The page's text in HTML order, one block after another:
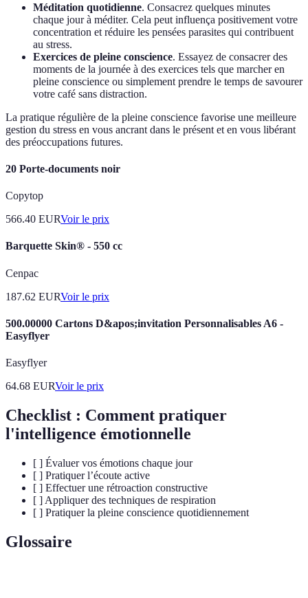
Méditation quotidienne. Consacrez quelques minutes
chaque jour à méditer. Cela peut influença positivement votre
concentration et réduire les pensées parasites qui contribuent
au stress.
Exercices de pleine conscience. Essayez de consacrer des
moments de la journée à des exercices tels que marcher en
pleine conscience ou simplement prendre le temps de savourer
votre café sans distraction.
La pratique régulière de la pleine conscience favorise une meilleure
gestion du stress en vous ancrant dans le présent et en vous libérant
des préoccupations futures.
20 Porte-documents noir
Copytop
566.40 EURVoir le prix
Barquette Skin® - 550 cc
Cenpac
187.62 EURVoir le prix
500.00000 Cartons D&apos;invitation Personnalisables A6 -
Easyflyer
Easyflyer
64.68 EURVoir le prix
Checklist : Comment pratiquer
l'intelligence émotionnelle
[ ] Évaluer vos émotions chaque jour
[ ] Pratiquer l’écoute active
[ ] Effectuer une rétroaction constructive
[ ] Appliquer des techniques de respiration
[ ] Pratiquer la pleine conscience quotidiennement
Glossaire